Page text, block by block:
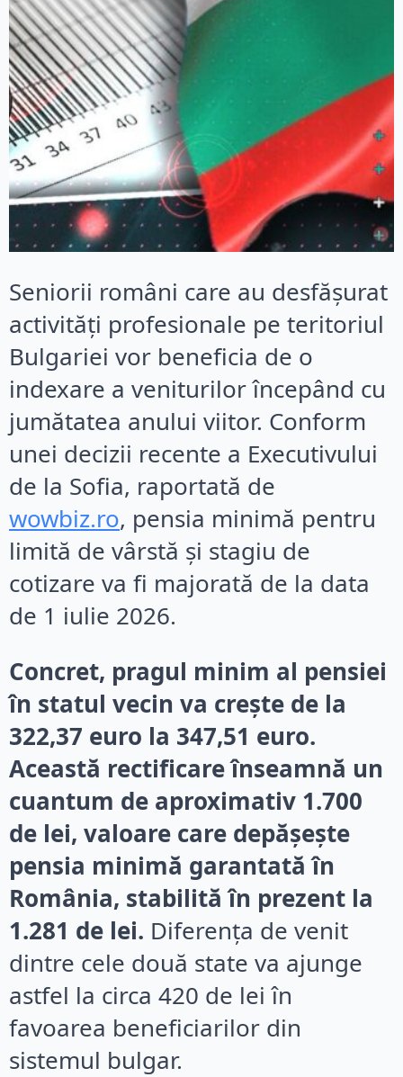
Seniorii români care au desfășurat
activități profesionale pe teritoriul
Bulgariei vor beneficia de o
indexare a veniturilor începând cu
jumătatea anului viitor. Conform
unei decizii recente a Executivului
de la Sofia, raportată de
wowbiz.ro, pensia minimă pentru
limită de vârstă și stagiu de
cotizare va fi majorată de la data
de 1 iulie 2026.
Concret, pragul minim al pensiei
în statul vecin va crește de la
322,37 euro la 347,51 euro.
Această rectificare înseamnă un
cuantum de aproximativ 1.700
de lei, valoare care depășește
pensia minimă garantată în
România, stabilită în prezent la
1.281 de lei. Diferența de venit
dintre cele două state va ajunge
astfel la circa 420 de lei în
favoarea beneficiarilor din
sistemul bulgar.